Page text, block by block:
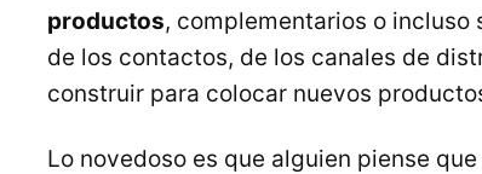
productos, complementarios o incluso
de los contactos, de los canales de
construir para colocar nuevos
Lo novedoso es que alguien piense